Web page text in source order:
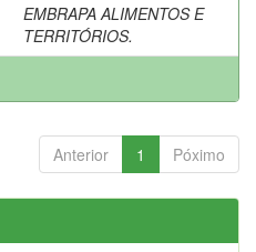
EMBRAPA ALIMENTOS E
TERRITÓRIOS.
Anterior 1 Póximo